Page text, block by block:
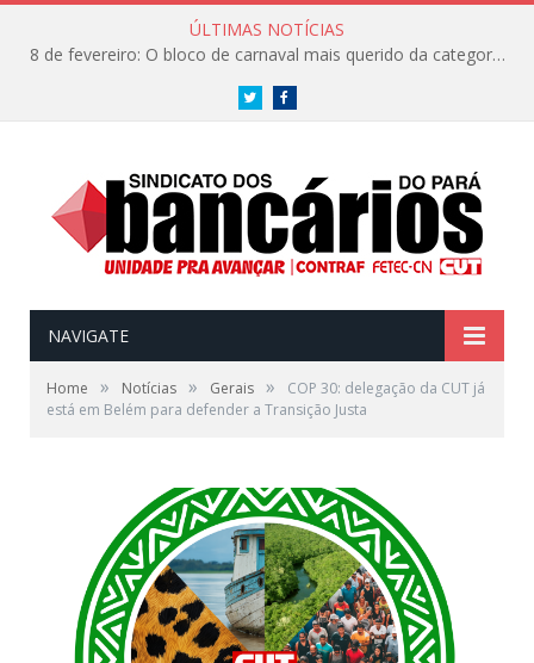
ÚLTIMAS NOTÍCIAS
8 de fevereiro: O bloco de carnaval mais querido da categoria já tem data. Vem pro CarnaBancários 2025!
Twitter
NAVIGATE
Home » Notícias » Gerais »
COP 30: delegação da CUT já
está em Belém para defender a Transição Justa